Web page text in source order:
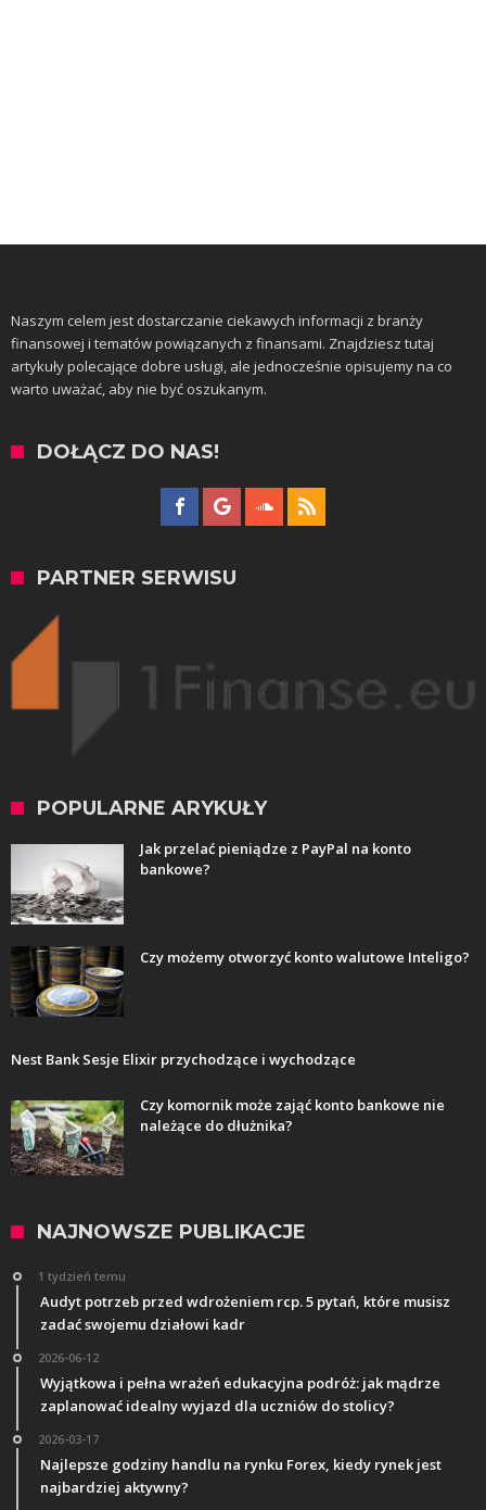
Naszym celem jest dostarczanie ciekawych informacji z branży
finansowej i tematów powiązanych z finansami. Znajdziesz tutaj
artykuły polecające dobre usługi, ale jednocześnie opisujemy na co
warto uważać, aby nie być oszukanym.
DOŁĄCZ DO NAS!
PARTNER SERWISU
POPULARNE ARYKUŁY
Jak przelać pieniądze z PayPal na konto
bankowe?
Czy możemy otworzyć konto walutowe Inteligo?
Nest Bank Sesje Elixir przychodzące i wychodzące
Czy komornik może zająć konto bankowe nie
należące do dłużnika?
NAJNOWSZE PUBLIKACJE
1 tydzień temu
Audyt potrzeb przed wdrożeniem rcp. 5 pytań, które musisz
zadać swojemu działowi kadr
2026-06-12
Wyjątkowa i pełna wrażeń edukacyjna podróż: jak mądrze
zaplanować idealny wyjazd dla uczniów do stolicy?
2026-03-17
Najlepsze godziny handlu na rynku Forex, kiedy rynek jest
najbardziej aktywny?